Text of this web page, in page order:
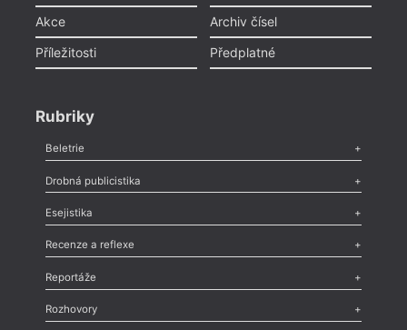
Akce
Příležitosti
Archiv čísel
Předplatné
Rubriky
Beletrie
Poezie,Próza,Dokumenty
Drobná publicistika
Odlesk
Nekrolog,Glosa,Sloupek,Pozvánka,Literární soutěž,
Esejistika
Esej ,Pádlo,Úvaha
Recenze a reflexe
Recenze
Méně slov o próze,Celá rubrika
Reportáže
Literární zítřky
Celá rubrika
Rozhovory